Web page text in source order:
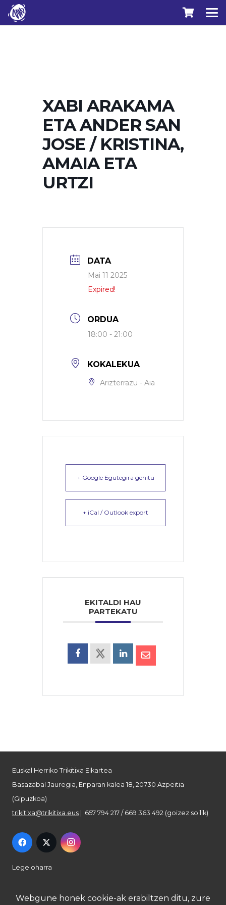
XABI ARAKAMA
ETA ANDER SAN
JOSE / KRISTINA,
AMAIA ETA
URTZI
DATA
Mai 11 2025
Expired!
ORDUA
18:00 - 21:00
KOKALEKUA
Arizterrazu - Aia
+ Google Egutegira gehitu
+ iCal / Outlook export
EKITALDI HAU
PARTEKATU
Euskal Herriko Trikitixa Elkartea
Basazabal Jauregia, Enparan kalea 18, 20730 Azpeitia
(Gipuzkoa)
trikitixa@trikitixa.eus | 657 794 217 / 669 363 492 (goizez soilik)
Lege oharra
Pribatutasun politika
Webgune honek cookie-ak erabiltzen ditu, zure